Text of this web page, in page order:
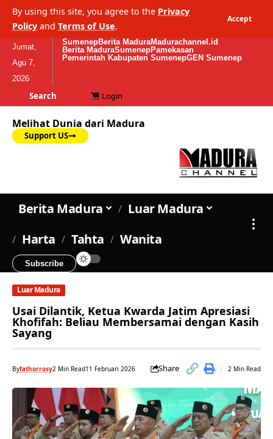
By using this site, you agree to the Privacy
Policy and Terms of Use.
Accept
Jumat,
Agu 7,
2026
SumenepBerita MaduraMadurachannel.id
Berita MaduraSumenepPamekasan
Pemerintah Kabupaten SumenepGEN Sumenep
Search Login
Melihat Dunia dari Madura
Support US
Berita Madura
Luar Madura
Harta
Tahta Wanita
Subscribe
Luar Madura
Usai Dilantik, Ketua Kwarda Jatim Apresiasi
Khofifah: Beliau Membersamai dengan Kasih
Sayang
Byfathorrosy2 Min Read11 Februari 2026 Share 2 Min Read